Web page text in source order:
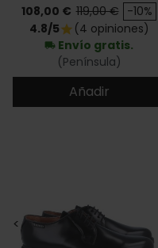
Precio
108,00 € Precio base
119,00 € -10%
4.8/5star (4 opiniones)
local_shipping Envío gratis.
(Península)
Añadir
<